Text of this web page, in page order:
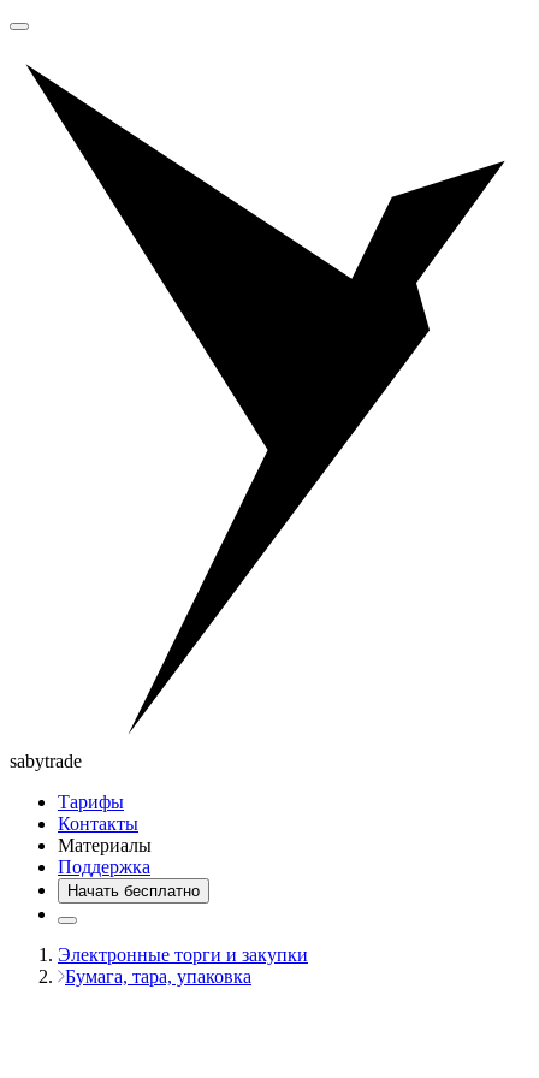
sabytrade
Тарифы
Контакты
Материалы
Поддержка
Начать бесплатно
Электронные торги и закупки
Бумага, тара, упаковка